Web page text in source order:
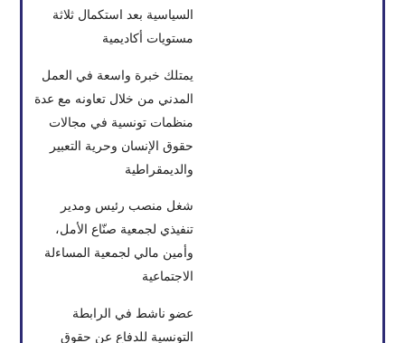
السياسية بعد استكمال ثلاثة
مستويات أكاديمية
يمتلك خبرة واسعة في العمل
المدني من خلال تعاونه مع عدة
منظمات تونسية في مجالات
حقوق الإنسان وحرية التعبير
والديمقراطية
شغل منصب رئيس ومدير
تنفيذي لجمعية صنّاع الأمل،
وأمين مالي لجمعية المساءلة
الاجتماعية
عضو ناشط في الرابطة
التونسية للدفاع عن حقوق